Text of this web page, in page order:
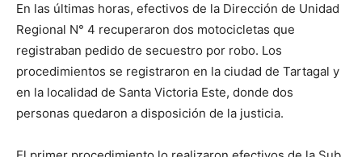
En las últimas horas, efectivos de la Dirección de Unidad
Regional N° 4 recuperaron dos motocicletas que
registraban pedido de secuestro por robo. Los
procedimientos se registraron en la ciudad de Tartagal y
en la localidad de Santa Victoria Este, donde dos
personas quedaron a disposición de la justicia.